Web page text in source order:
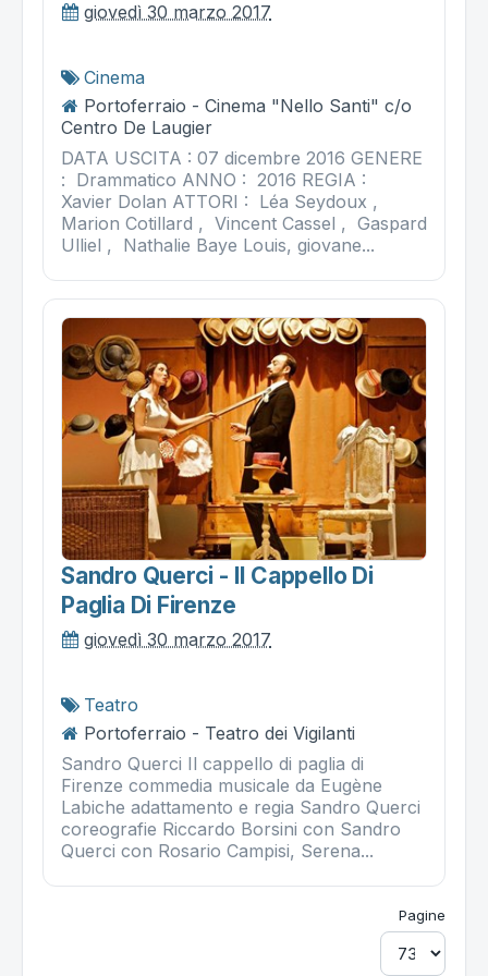
giovedì 30 marzo 2017
Cinema
Portoferraio - Cinema "Nello Santi" c/o
Centro De Laugier
DATA USCITA : 07 dicembre 2016 GENERE
: Drammatico ANNO : 2016 REGIA :
Xavier Dolan ATTORI : Léa Seydoux ,
Marion Cotillard , Vincent Cassel , Gaspard
Ulliel , Nathalie Baye Louis, giovane...
Sandro Querci - Il Cappello Di
Paglia Di Firenze
giovedì 30 marzo 2017
Teatro
Portoferraio - Teatro dei Vigilanti
Sandro Querci Il cappello di paglia di
Firenze commedia musicale da Eugène
Labiche adattamento e regia Sandro Querci
coreografie Riccardo Borsini con Sandro
Querci con Rosario Campisi, Serena...
Pagine